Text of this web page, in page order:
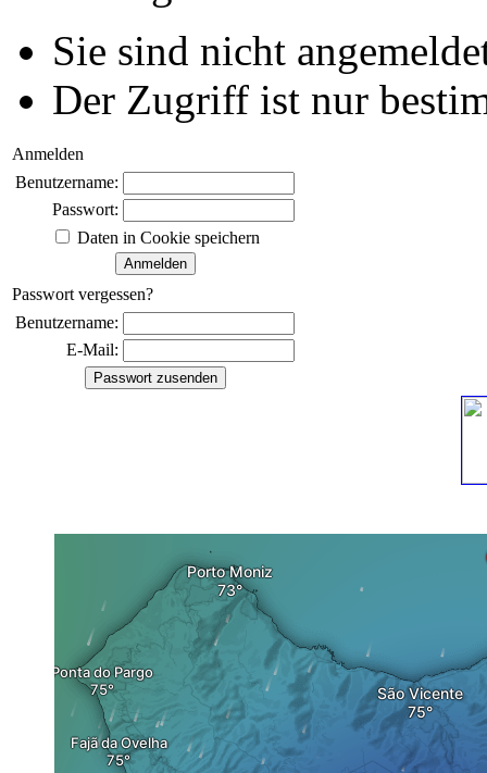
Sie sind nicht
Der Zugriff ist nur
Anmelden
Benutzername:
Passwort:
Daten in Cookie speichern
Passwort vergessen?
Benutzername:
E-Mail: